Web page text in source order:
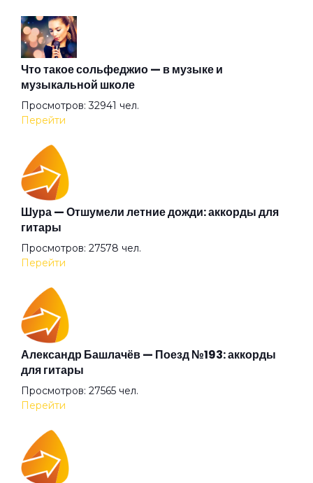
Атлантида
Бабочка
Баргузин
Барышня
Беги (2008)
Беги
Бежали прочь
Безумные выси
Белая
Белый друг
Что такое сольфеджио — в музыке и
музыкальной школе
Просмотров: 32941 чел.
Перейти
Шура — Отшумели летние дожди: аккорды для
гитары
Просмотров: 27578 чел.
Перейти
Александр Башлачёв — Поезд №193: аккорды
для гитары
Просмотров: 27565 чел.
Перейти